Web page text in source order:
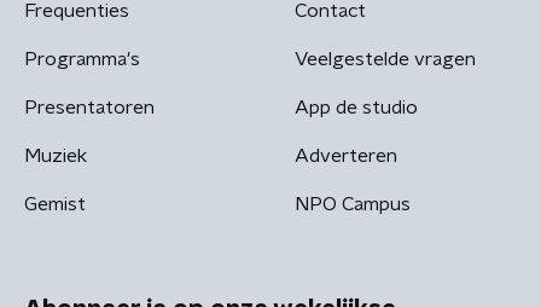
Frequenties
Programma's
Presentatoren
Muziek
Gemist
Contact
Veelgestelde vragen
App de studio
Adverteren
NPO Campus